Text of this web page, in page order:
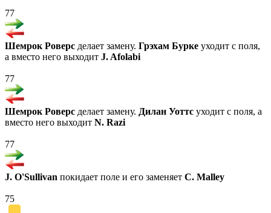
77
Шемрок Роверс делает замену. Грэхам Бурке уходит с поля,
а вместо него выходит J. Afolabi
77
Шемрок Роверс делает замену. Дилан Уоттс уходит с поля, а
вместо него выходит N. Razi
77
J. O'Sullivan покидает поле и его заменяет C. Malley
75